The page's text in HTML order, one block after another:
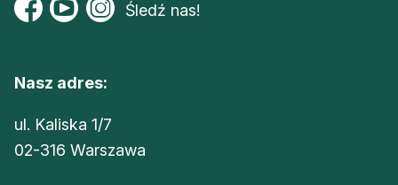
Śledź nas!
Nasz adres:
ul. Kaliska 1/7
02-316 Warszawa